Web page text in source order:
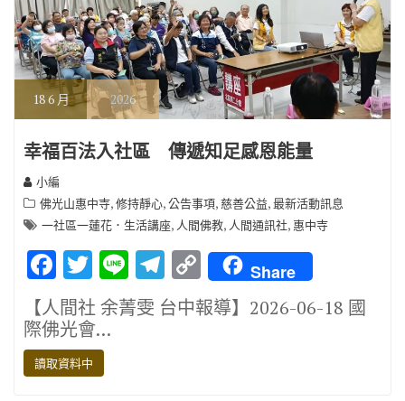
186 月 2026
幸福百法入社區 傳遞知足感恩能量
小編
佛光山惠中寺,修持靜心,公告事項,慈善公益,最新活動訊息
一社區一蓮花．生活講座, 人間佛教, 人間通訊社, 惠中寺
F
ac
e
b
o
T
w
it
te
r
Li
n
e
T
el
e
C
o
p
Share
【人間社 余菁雯 台中報導】2026-06-18 國
際佛光會…
讀取資料中